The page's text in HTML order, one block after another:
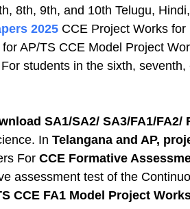
8th, 9th, and 10th Telugu,
2025 CCE Project Works
for AP/TS CCE Model Project
students in the sixth,
SA1/SA2/ SA3/FA1/FA2/
In Telangana and AP,
For CCE Formative
assessment test of the
CCE FA1 Model Project